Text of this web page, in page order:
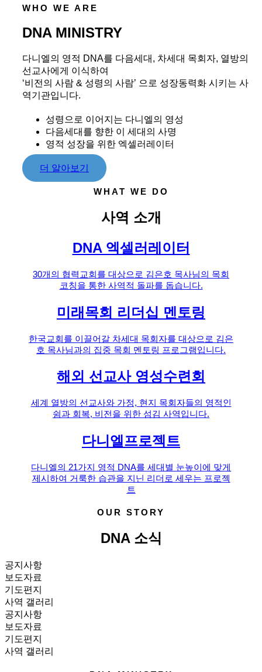
WHO WE ARE
DNA MINISTRY
다니엘의 영적 DNA를 다음세대, 차세대 목회자, 열방의
선교사에게 이식하여
‘비전의 사람 & 성령의 사람’ 으로 성장동력화 시키는 사
역기관입니다.
성령으로 이어지는 다니엘의 영성
다음세대를 향한 이 세대의 사명
영적 성장을 위한 엑셀러레이터
더 알아보기
WHAT WE DO
사역 소개
DNA 엑셀러레이터
30개의 협력교회를 대상으로 김은호 목사님의 목회
코칭을 통한 사역적 돌파를 돕습니다.
미래목회 리더십 멘토링
한국교회를 이끌어갈 차세대 목회자를 대상으로 김은
호 목사님과의 집중 목회 멘토링 프로그램입니다.
해외 선교사 영성수련회
세계 열방의 선교사와 가정, 현지 목회자들의 영적인
쉼과 회복, 비전을 위한 섬김 사역입니다.
다니엘프로젝트
다니엘의 21가지 영적 DNA를 세대별 눈높이에 맞게
제시하여 거룩한 습관을 지닌 리더로 세우는 프로젝
트
OUR STORY
DNA 소식
공지사항
보도자료
기도편지
사역 갤러리
공지사항
보도자료
기도편지
사역 갤러리